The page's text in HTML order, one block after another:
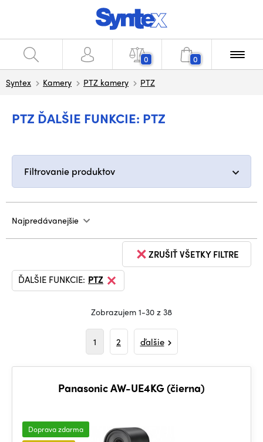
0 0
Syntex Kamery PTZ kamery PTZ
PTZ ĎALŠIE FUNKCIE: PTZ
Filtrovanie produktov
Najpredávanejšie
ZRUŠIŤ VŠETKY FILTRE
ĎALŠIE FUNKCIE: PTZ
Zobrazujem 1-30 z 38
1 2 ďalšie
Panasonic AW-UE4KG (čierna)
Doprava zdarma